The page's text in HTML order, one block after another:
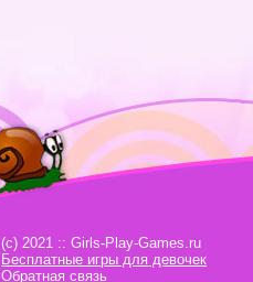
(c) 2021 :: Girls-Play-Games.ru
Бесплатные игры для девочек
Обратная связь